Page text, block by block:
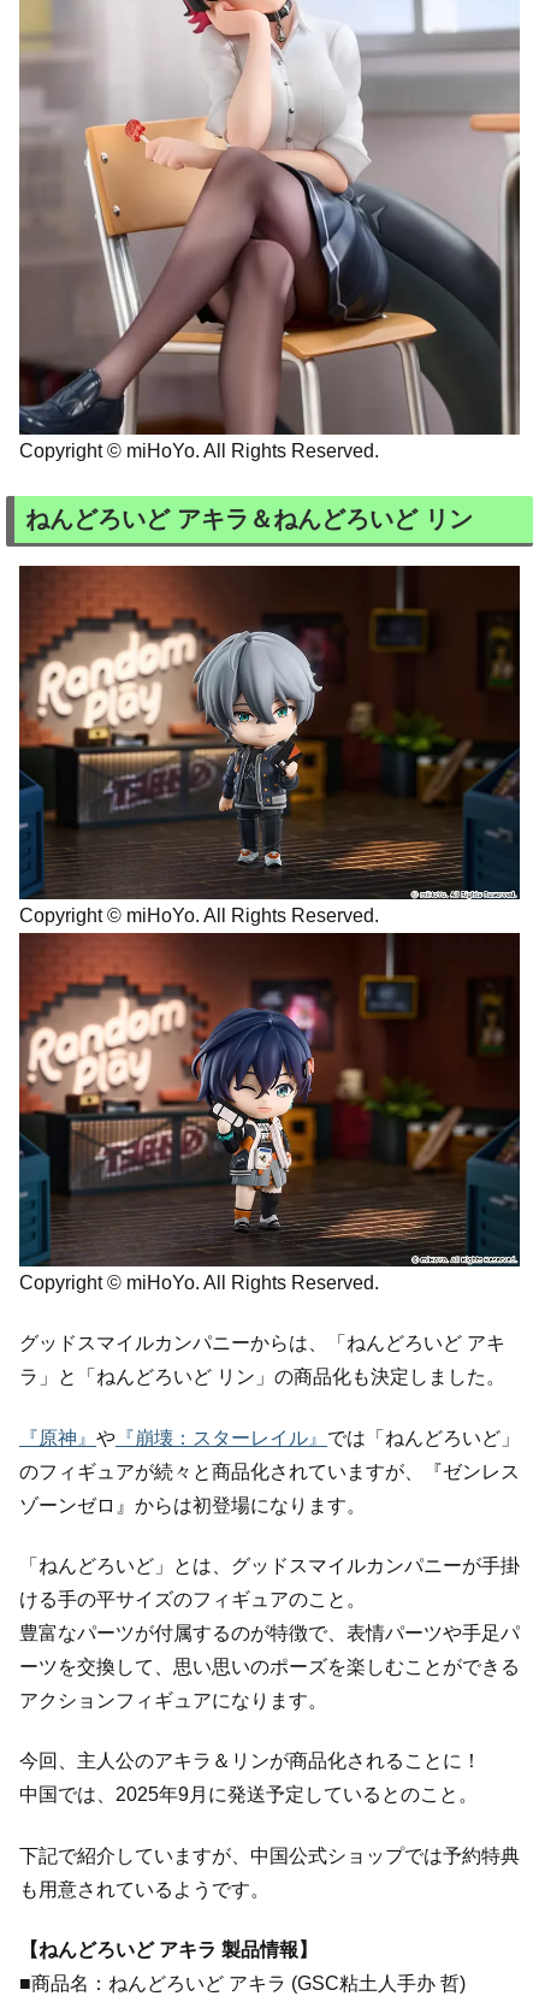
Copyright © miHoYo. All Rights Reserved.
ねんどろいど アキラ＆ねんどろいど リン
Copyright © miHoYo. All Rights Reserved.
Copyright © miHoYo. All Rights Reserved.
グッドスマイルカンパニーからは、「ねんどろいど アキ
ラ」と「ねんどろいど リン」の商品化も決定しました。
『原神』 や 『崩壊：スターレイル』 では「ねんどろいど」
のフィギュアが続々と商品化されていますが、『ゼンレス
ゾーンゼロ』からは初登場になります。
「ねんどろいど」とは、グッドスマイルカンパニーが手掛
ける手の平サイズのフィギュアのこと。
豊富なパーツが付属するのが特徴で、表情パーツや手足パ
ーツを交換して、思い思いのポーズを楽しむことができる
アクションフィギュアになります。
今回、主人公のアキラ＆リンが商品化されることに！
中国では、2025年9月に発送予定しているとのこと。
下記で紹介していますが、中国公式ショップでは予約特典
も用意されているようです。
【ねんどろいど アキラ 製品情報】
■商品名：ねんどろいど アキラ (GSC粘土人手办 哲)